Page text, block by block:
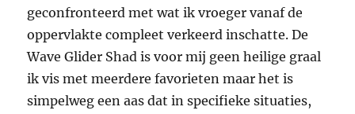
geconfronteerd met wat ik vroeger vanaf de
oppervlakte compleet verkeerd inschatte. De
Wave Glider Shad is voor mij geen heilige graal
ik vis met meerdere favorieten maar het is
simpelweg een aas dat in specifieke situaties,